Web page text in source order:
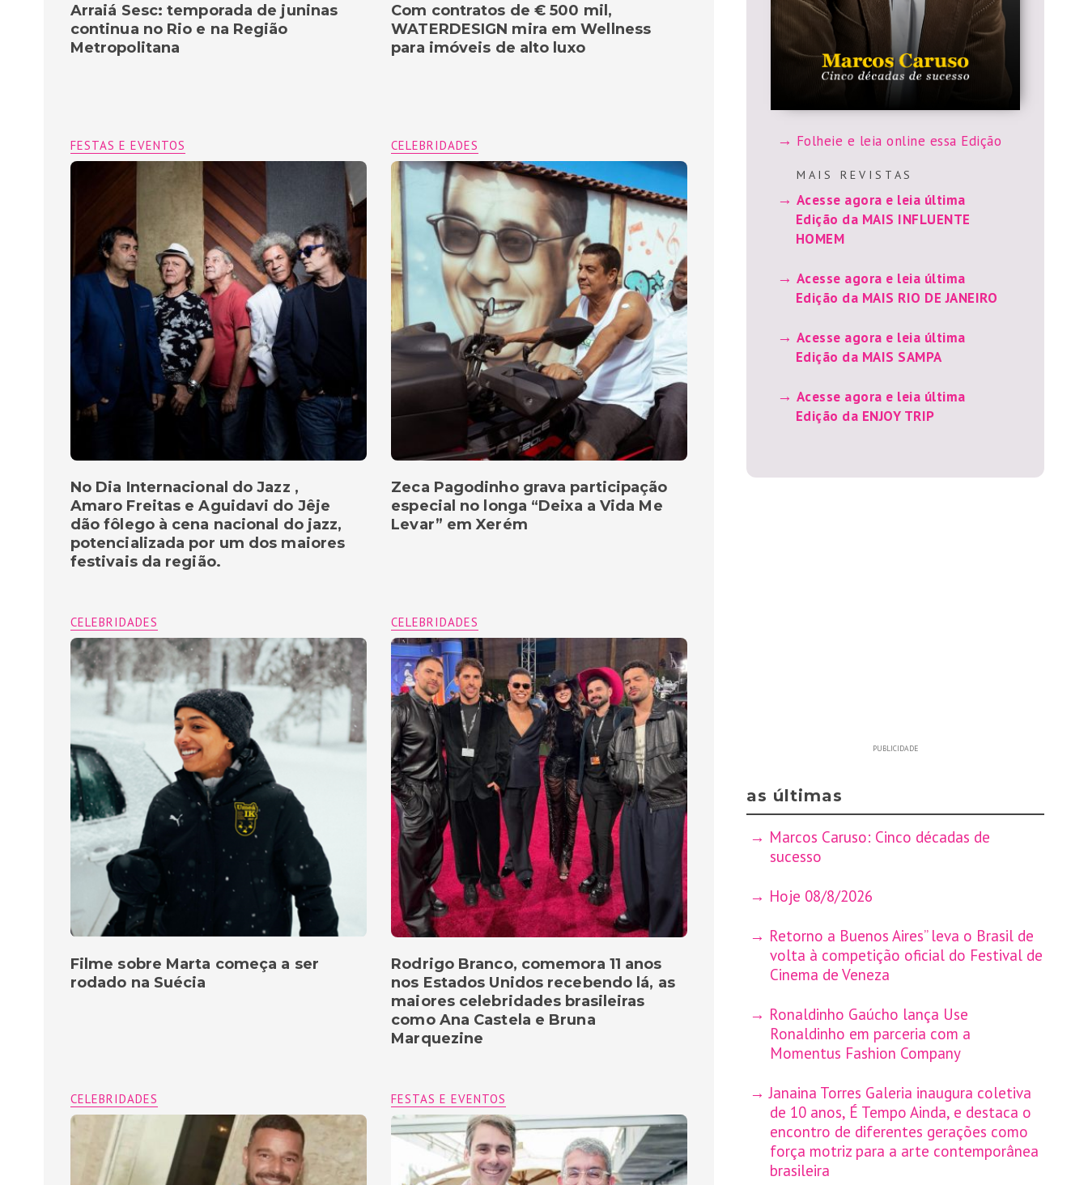
Com contratos de € 500 mil,
WATERDESIGN mira em Wellness
para imóveis de alto luxo
Arraiá Sesc: temporada de juninas
continua no Rio e na Região
Metropolitana
CELEBRIDADES
Zeca Pagodinho grava participação
especial no longa “Deixa a Vida Me
Levar” em Xerém
FESTAS E EVENTOS
No Dia Internacional do Jazz ,
Amaro Freitas e Aguidavi do Jêje
dão fôlego à cena nacional do jazz,
potencializada por um dos maiores
festivais da região.
CELEBRIDADES
Rodrigo Branco, comemora 11 anos
nos Estados Unidos recebendo lá, as
maiores celebridades brasileiras
como Ana Castela e Bruna
Marquezine
CELEBRIDADES
Filme sobre Marta começa a ser
rodado na Suécia
FESTAS E EVENTOS
CELEBRIDADES
Folheie e leia online essa Edição
M A I S R E V I S T A S
Acesse agora e leia última
Edição da MAIS INFLUENTE
HOMEM
Acesse agora e leia última
Edição da MAIS RIO DE JANEIRO
Acesse agora e leia última
Edição da MAIS SAMPA
Acesse agora e leia última
Edição da ENJOY TRIP
PUBLICIDADE
as últimas
Marcos Caruso: Cinco décadas de
sucesso
Hoje 08/8/2026
Retorno a Buenos Aires” leva o Brasil de
volta à competição oficial do Festival de
Cinema de Veneza
Ronaldinho Gaúcho lança Use
Ronaldinho em parceria com a
Momentus Fashion Company
Janaina Torres Galeria inaugura coletiva
de 10 anos, É Tempo Ainda, e destaca o
encontro de diferentes gerações como
força motriz para a arte contemporânea
brasileira